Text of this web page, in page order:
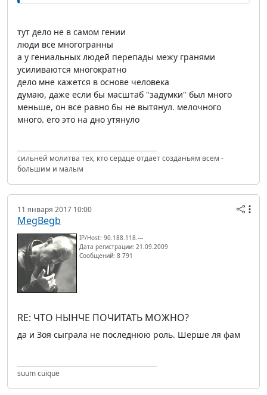
тут дело не в самом гении
люди все многогранны
а у гениальных людей перепады межу гранями
усиливаются многократно
дело мне кажется в основе человека
думаю, даже если бы масштаб "задумки" был много
меньше, он все равно бы не вытянул. мелочного
много. его это на дно утянуло
сильней молитва тех, кто сердце отдает созданьям всем -
большим и малым
11 января 2017 10:00
MegBegb
IP/Host: 90.188.118.---
Дата регистрации: 21.09.2009
Сообщений: 8 791
RE: ЧТО НЫНЧЕ ПОЧИТАТЬ МОЖНО?
да и Зоя сыграла не последнюю роль. Шерше ля фам
suum cuique